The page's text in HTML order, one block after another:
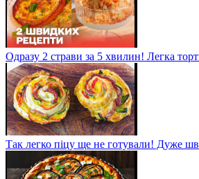
Одразу 2 страви за 5 хвилин! Легка
Так легко піцу ще не готували! Дуже